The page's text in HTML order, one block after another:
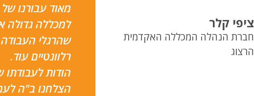
ציפי קלר
חברת הנהלה המכללה האקדמית
הרצוג
מאוד עבורנו
למכללה גדולה
שהרגלי
רלוונטיים עוד.
הודות לעבודתו
הצלחנו ב"ה